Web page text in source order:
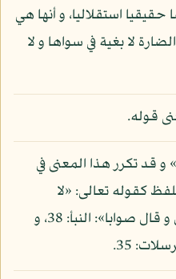
استقلاليا، و أنها هي
لا بغية في سواها و لا
قوله.
و قد تكرر هذا المعنى في
كقوله تعالى: «لا
يتكلمون إلا من أذن له الرحمن و قال صوابا»: النبأ: 38، و
35.